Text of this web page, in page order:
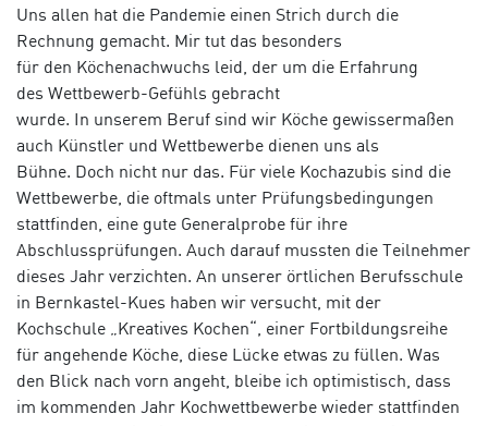
Uns allen hat die Pandemie einen Strich durch die
Rechnung gemacht. Mir tut das besonders
für den Köchenachwuchs leid, der um die Erfahrung
des Wettbewerb-Gefühls gebracht
wurde. In unserem Beruf sind wir Köche gewissermaßen
auch Künstler und Wettbewerbe dienen uns als
Bühne. Doch nicht nur das. Für viele Kochazubis sind die
Wettbewerbe, die oftmals unter Prüfungsbedingungen
stattfinden, eine gute Generalprobe für ihre
Abschlussprüfungen. Auch darauf mussten die Teilnehmer
dieses Jahr verzichten. An unserer örtlichen Berufsschule
in Bernkastel-Kues haben wir versucht, mit der
Kochschule „Kreatives Kochen“, einer Fortbildungsreihe
für angehende Köche, diese Lücke etwas zu füllen. Was
den Blick nach vorn angeht, bleibe ich optimistisch, dass
im kommenden Jahr Kochwettbewerbe wieder stattfinden